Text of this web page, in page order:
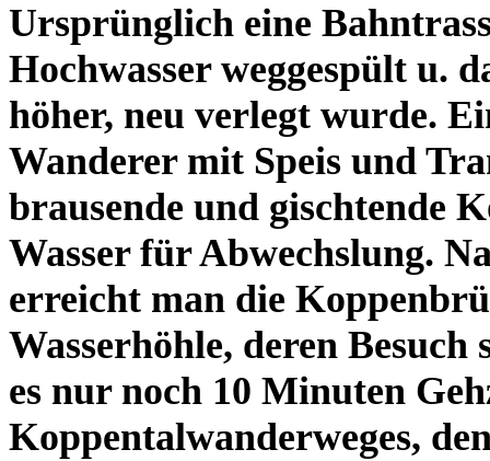
Ursprünglich eine
Hochwasser weggespült u.
höher, neu verlegt wurde.
Wanderer mit Speis und
brausende und gischtende
Wasser für Abwechslung.
erreicht man die
Wasserhöhle, deren
es nur noch 10 Minuten
Koppentalwanderweges,